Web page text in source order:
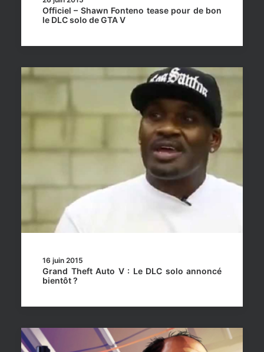
Officiel – Shawn Fonteno tease pour de bon
le DLC solo de GTA V
16 juin 2015
Grand Theft Auto V : Le DLC solo annoncé
bientôt ?